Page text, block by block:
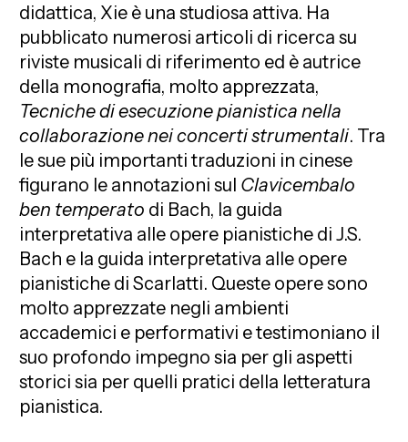
didattica, Xie è una studiosa attiva. Ha
pubblicato numerosi articoli di ricerca su
riviste musicali di riferimento ed è autrice
della monografia, molto apprezzata,
Tecniche di esecuzione pianistica nella
collaborazione nei concerti strumentali. Tra
le sue più importanti traduzioni in cinese
figurano le annotazioni sul Clavicembalo
ben temperato di Bach, la guida
interpretativa alle opere pianistiche di J.S.
Bach e la guida interpretativa alle opere
pianistiche di Scarlatti. Queste opere sono
molto apprezzate negli ambienti
accademici e performativi e testimoniano il
suo profondo impegno sia per gli aspetti
storici sia per quelli pratici della letteratura
pianistica.